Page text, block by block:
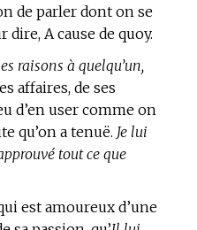
de parler dont on se
dire, A cause de quoy.
raisons à quelqu’un,
affaires, de ses
d’en user comme on
qu’on a tenuë. Je lui
tout ce que
est amoureux d’une